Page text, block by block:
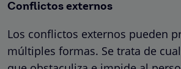
Conflictos externos
Los conflictos externos pueden
múltiples formas. Se trata de